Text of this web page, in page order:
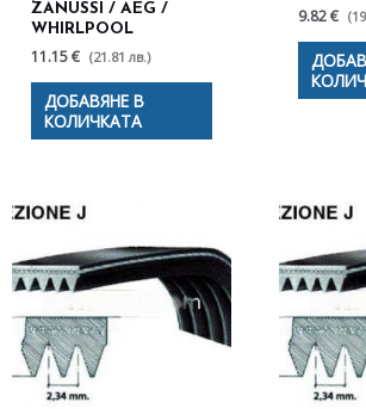
ZANUSSI / AEG /
WHIRLPOOL
11.15 € (21.81 лв.)
ДОБАВЯНЕ В
КОЛИЧКАТА
9.82 €